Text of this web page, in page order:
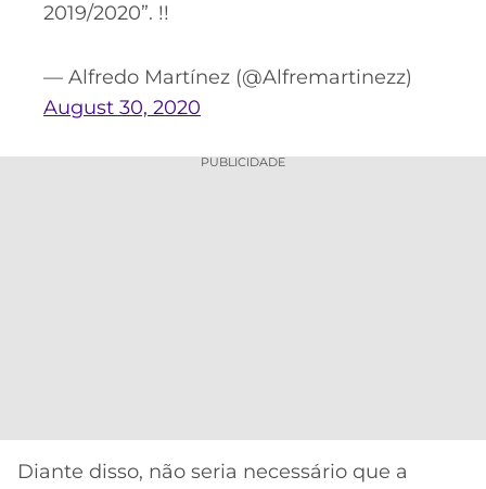
2019/2020”. !!
— Alfredo Martínez (@Alfremartinezz)
August 30, 2020
PUBLICIDADE
Diante disso, não seria necessário que a